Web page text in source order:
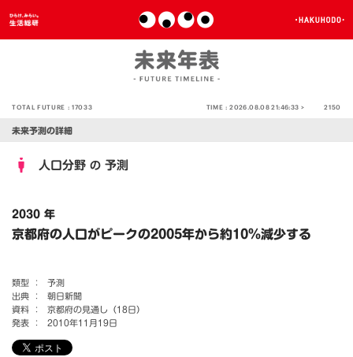
TOTAL FUTURE :17033 TIME :2026.08.08 21:46:33 > 2150
未来予測の詳細
人口分野 の 予測
2030 年
京都府の人口がピークの2005年から約10％減少する
類型 ：
予測
出典 ：
朝日新聞
資料 ：
京都府の見通し（18日）
発表 ：
2010年11月19日